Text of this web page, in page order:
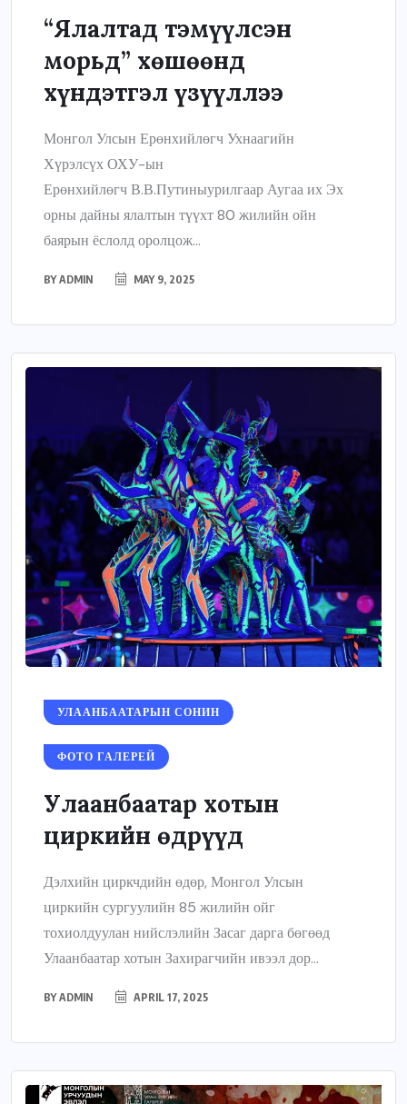
“Ялалтад тэмүүлсэн
морьд” хөшөөнд
хүндэтгэл үзүүллээ
Монгол Улсын Ерөнхийлөгч Ухнаагийн
Хүрэлсүх ОХУ-ын
Ерөнхийлөгч В.В.Путиныурилгаар Аугаа их Эх
орны дайны ялалтын түүхт 80 жилийн ойн
баярын ёслолд оролцож...
BYADMIN MAY 9, 2025
УЛААНБААТАРЫН СОНИН
ФОТО ГАЛЕРЕЙ
Улаанбаатар хотын
циркийн өдрүүд
Дэлхийн циркчдийн өдөр, Монгол Улсын
циркийн сургуулийн 85 жилийн ойг
тохиолдуулан нийслэлийн Засаг дарга бөгөөд
Улаанбаатар хотын Захирагчийн ивээл дор...
BYADMIN APRIL 17, 2025